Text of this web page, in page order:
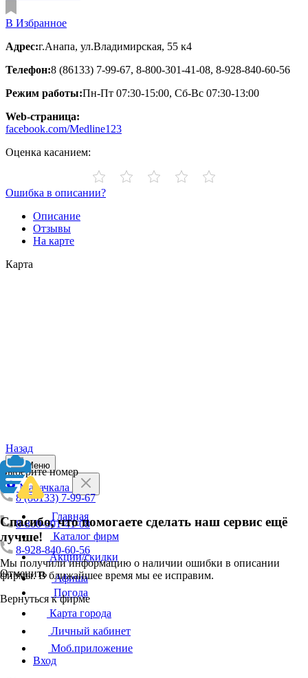
В Избранное
Адрес:г.Анапа, ул.Владимирская, 55 к4
Телефон:8 (86133) 7-99-67, 8-800-301-41-08, 8-928-840-60-56
Режим работы:Пн-Пт 07:30-15:00, Сб-Вс 07:30-13:00
Web-страница:
facebook.com/Medline123
Оценка касанием:
Ошибка в описании?
Описание
Отзывы
На карте
Карта
Назад
Выберите номер
8 (86133) 7-99-67
8-800-301-41-08
8-928-840-60-56
Отменить
Спасибо, что помогаете сделать наш сервис ещё
лучше!
Мы получили информацию о наличии ошибки в описании
фирмы. В ближайшее время мы ее исправим.
Вернуться к фирме
Меню
Махачкала
Главная
Каталог фирм
Акции/скидки
Афиша
Погода
Карта города
Личный кабинет
Моб.приложение
Вход